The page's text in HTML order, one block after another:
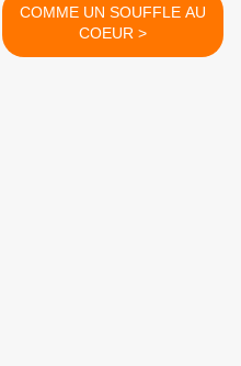
COMME UN SOUFFLE AU
COEUR >